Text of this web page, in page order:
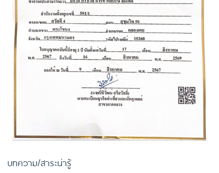
บทความ/สาระน่ารู้